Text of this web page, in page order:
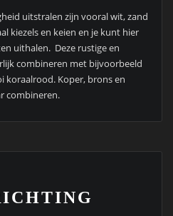
uitstralen zijn vooral wit, zand
kiezels en keien en je kunt hier
uithalen. Deze rustige en
combineren met bijvoorbeeld
koraalrood. Koper, brons en
combineren.